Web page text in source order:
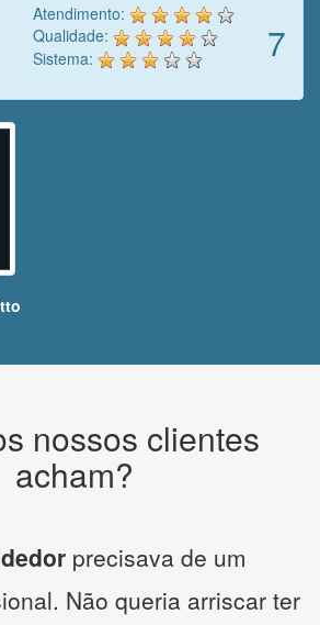
7
Atendimento:
Qualidade:
Sistema:
nossos clientes
acham?
precisava de um
Não queria arriscar ter